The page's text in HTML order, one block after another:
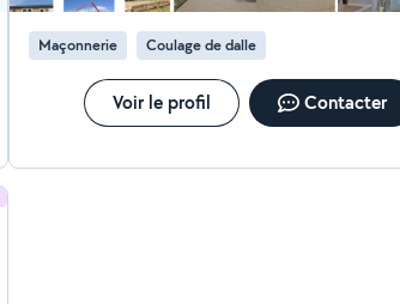
Maçonnerie Coulage de dalle
Voir le profil Contacter